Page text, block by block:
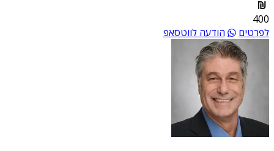
400
לפרטים
הודעה לווטסאפ